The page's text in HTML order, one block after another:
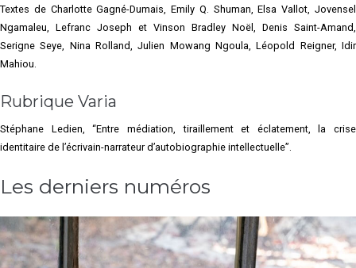
Textes de Charlotte Gagné-Dumais, Emily Q. Shuman, Elsa Vallot, Jovensel
Ngamaleu, Lefranc Joseph et Vinson Bradley Noël, Denis Saint-Amand,
Serigne Seye, Nina Rolland, Julien Mowang Ngoula, Léopold Reigner, Idir
Mahiou.
Rubrique Varia
Stéphane Ledien, “Entre médiation, tiraillement et éclatement, la crise
identitaire de l’écrivain-narrateur d’autobiographie intellectuelle”.
Les derniers numéros